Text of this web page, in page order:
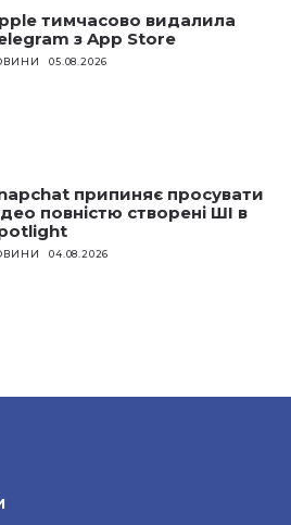
тимчасово видалила
з App Store
05.08.2026
припиняє просувати
повністю створені ШІ в
04.08.2026